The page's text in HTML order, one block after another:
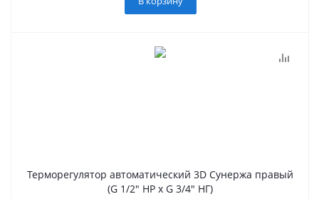
Терморегулятор автоматический 3D Сунержа правый
(G 1/2" НР х G 3/4" НГ)